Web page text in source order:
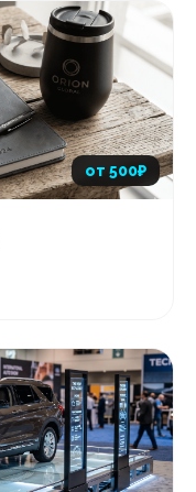
от 500₽